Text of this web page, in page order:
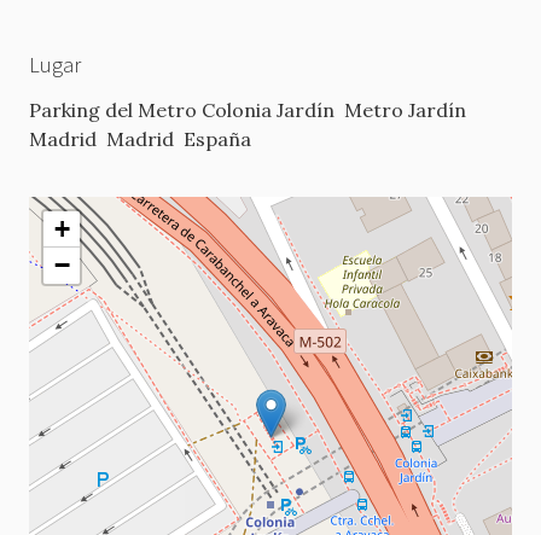
Lugar
Parking del Metro Colonia Jardín Metro Jardín
Madrid Madrid España
+
−